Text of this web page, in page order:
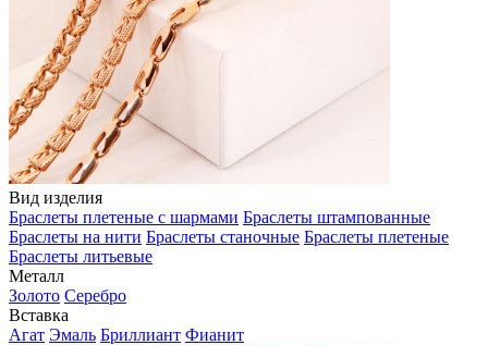
Вид изделия
Браслеты плетеные с шармами Браслеты штампованные
Браслеты на нити Браслеты станочные Браслеты плетеные
Браслеты литьевые
Металл
Золото Серебро
Вставка
Агат Эмаль Бриллиант Фианит